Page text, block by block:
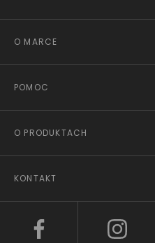
O MARCE
POMOC
O PRODUKTACH
KONTAKT